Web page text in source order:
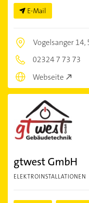
E-Mail
Vogelsanger 14,
02324 7 73 73
Webseite
gtwest GmbH
ELEKTROINSTALLATIONEN